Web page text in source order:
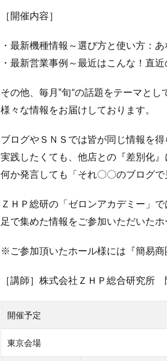
［開催内容］
・最新機種情報～選び方と使い方：
・最新営業事例～最近はこんな！直
その他、毎月‟旬”の話題をテーマと
様々な情報をお届けしております。
ブログやＳＮＳでは皆が同じ情報を得
実践したくても、他店との『差別化
何か発言しても「それ〇〇のブログ
ＺＨＰ総研の「ゼロンアカデミー」
足で集めた情報をご参加いただいた
※ご参加頂いたホール様には『簡易
［講師］株式会社ＺＨＰ総合研究所
開催予定
東京会場